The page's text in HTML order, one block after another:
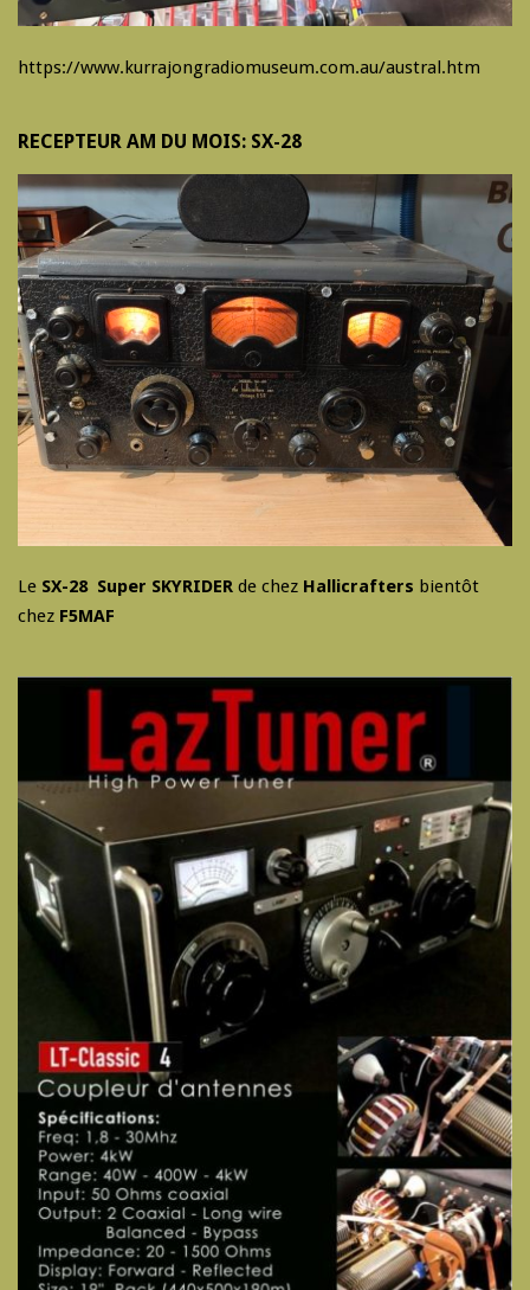
https://www.kurrajongradiomuseum.com.au/austral.htm
RECEPTEUR AM DU MOIS: SX-28
Le SX-28 Super SKYRIDER de chez Hallicrafters bientôt
chez F5MAF